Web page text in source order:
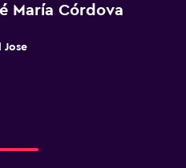
María Córdova